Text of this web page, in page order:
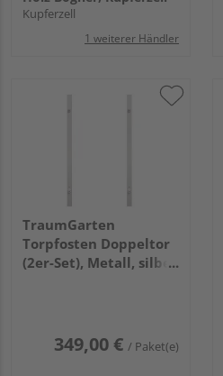
Kupferzell
1 weiterer Händler
TraumGarten
Torpfosten Doppeltor
(2er-Set), Metall, silber
349,00 € / Paket(e)